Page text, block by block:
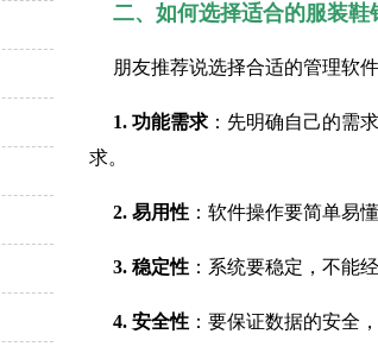
二、如何选择适合的服装鞋
朋友推荐说选择合适的管理软
1. 功能需求 ：先明确自己的需
求。
2. 易用性 ：软件操作要简单易
3. 稳定性 ：系统要稳定，不能
4. 安全性 ：要保证数据的安全